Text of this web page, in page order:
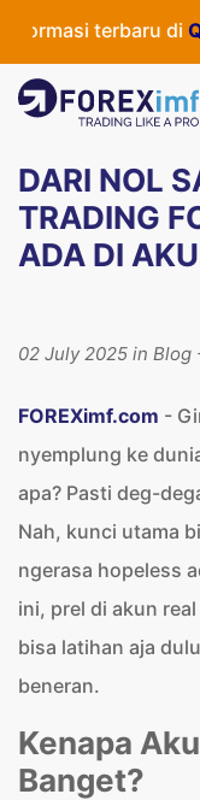
terbaru di
DARI NOL
TRADING
ADA DI
02 July 2025 in Blog
FOREXimf.com -
nyemplung ke
apa? Pasti deg-
Nah, kunci utama
ngerasa hopeless
ini, prel di akun
bisa latihan aja
beneran.
Kenapa
Banget?